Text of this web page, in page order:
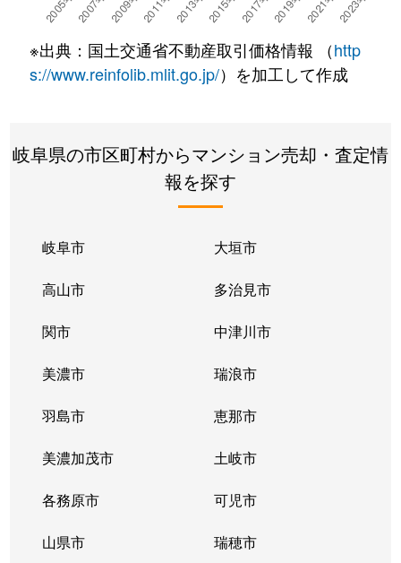
※出典：国土交通省不動産取引価格情報 （http
s://www.reinfolib.mlit.go.jp/）を加工して作成
岐阜県の市区町村からマンション売却・査定情
報を探す
岐阜市 大垣市
高山市 多治見市
関市 中津川市
美濃市 瑞浪市
羽島市 恵那市
美濃加茂市 土岐市
各務原市 可児市
山県市 瑞穂市